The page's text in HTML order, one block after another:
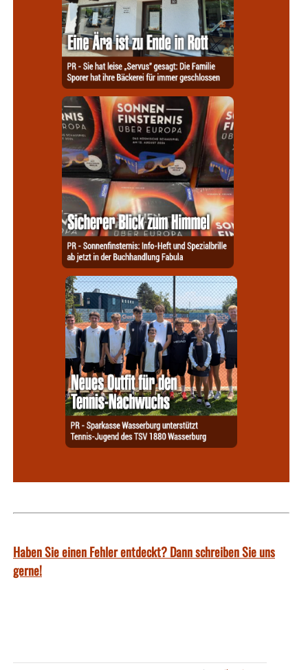
Haben Sie einen Fehler entdeckt? Dann schreiben Sie uns
gerne!